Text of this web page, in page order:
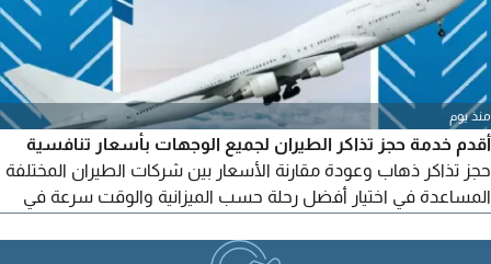
منذ يوم
أقدم خدمة حجز تذاكر الطيران لجميع الوجهات بأسعار تنافسية
حجز تذاكر ذهاب وعودة مقارنة الأسعار بين شركات الطيران المختلفة
المساعدة في اختيار أفضل رحلة حسب الميزانية والوقت سرعة في